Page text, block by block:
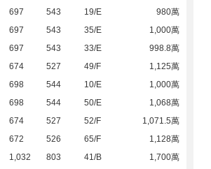
697 543 19/E
980萬
697 543 35/E
1,000萬
697 543 33/E
998.8萬
674 527 49/F
1,125萬
698 544 10/E
1,000萬
698 544 50/E
1,068萬
674 527 52/F
1,071.5萬
672 526 65/F
1,128萬
1,032 803 41/B
1,700萬